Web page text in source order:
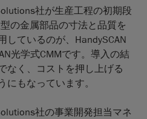
社が生産工程の初期段
の金属部品の寸法と品質を
しているのが、HandySCAN
光学式CMMです。導入の結
なく、コストを押し上げる
にもなっています。
社の事業開発担当マネ